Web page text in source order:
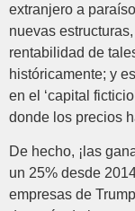
extranjero a
nuevas
rentabilidad de
históricamente; y
en el ‘capital
donde los precios
De hecho, ¡las
un 25% desde
empresas de